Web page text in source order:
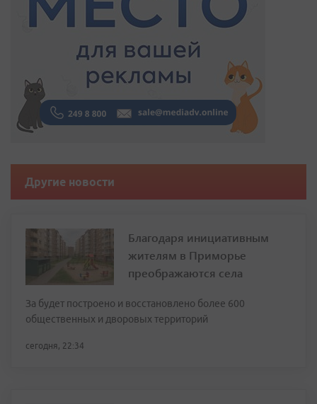
Другие новости
Благодаря инициативным
жителям в Приморье
преображаются села
За будет построено и восстановлено более 600
общественных и дворовых территорий
сегодня, 22:34